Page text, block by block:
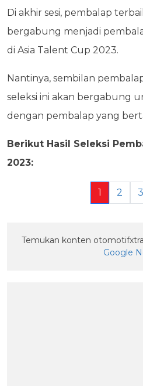
Di akhir sesi, pembalap
bergabung menjadi
di Asia Talent Cup 2023.
Nantinya, sembilan
seleksi ini akan bergabung
dengan pembalap yang
Berikut Hasil Seleksi
2023:
1 2 3
Temukan konten
Google